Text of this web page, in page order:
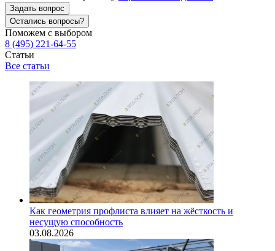
Задать вопрос
Остались вопросы?
Поможем с выбором
8 (495) 221-64-55
Статьи
Все статьи
Как геометрия профлиста влияет на жёсткость и
несущую способность
03.08.2026